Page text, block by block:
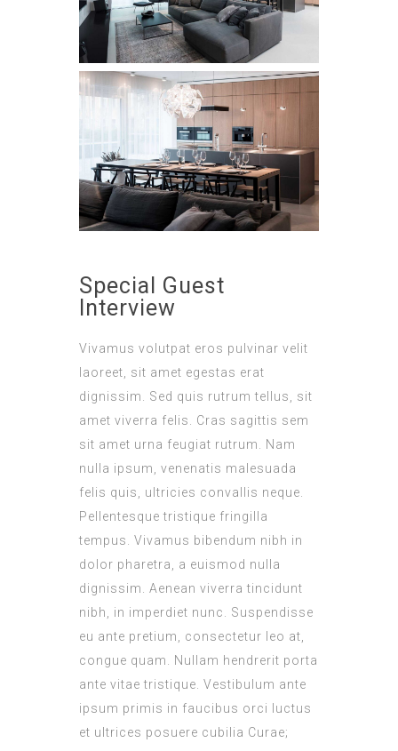
Special Guest
Interview
Vivamus volutpat eros pulvinar velit
laoreet, sit amet egestas erat
dignissim. Sed quis rutrum tellus, sit
amet viverra felis. Cras sagittis sem
sit amet urna feugiat rutrum. Nam
nulla ipsum, venenatis malesuada
felis quis, ultricies convallis neque.
Pellentesque tristique fringilla
tempus. Vivamus bibendum nibh in
dolor pharetra, a euismod nulla
dignissim. Aenean viverra tincidunt
nibh, in imperdiet nunc. Suspendisse
eu ante pretium, consectetur leo at,
congue quam. Nullam hendrerit porta
ante vitae tristique. Vestibulum ante
ipsum primis in faucibus orci luctus
et ultrices posuere cubilia Curae;